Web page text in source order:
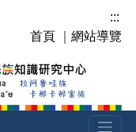
:::
首頁
網站導覽